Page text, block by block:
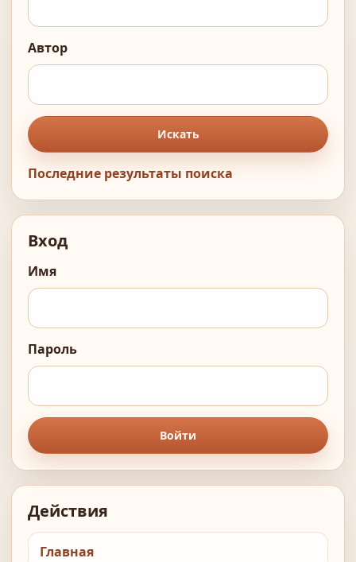
Автор
Искать
Последние результаты поиска
Вход
Имя
Пароль
Войти
Действия
Главная